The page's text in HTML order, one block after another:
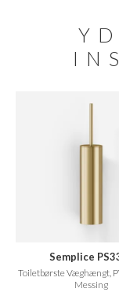
Semplice
Toiletbørste Væghængt,
Messing